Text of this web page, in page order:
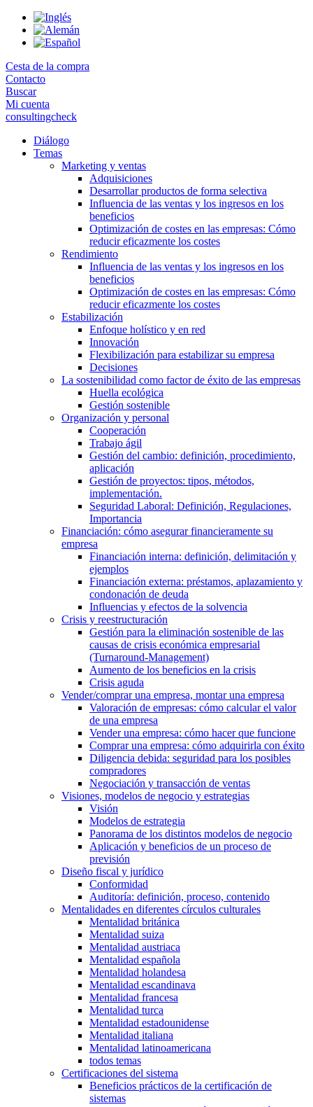
Skip
Cesta de la compra
Contacto
Buscar
Mi cuenta
consultingcheck
Diálogo
Temas
Marketing y ventas
Adquisiciones
Desarrollar productos de forma selectiva
Influencia de las ventas y los ingresos en los
beneficios
Optimización de costes en las empresas: Cómo
reducir eficazmente los costes
Rendimiento
Influencia de las ventas y los ingresos en los
beneficios
Optimización de costes en las empresas: Cómo
reducir eficazmente los costes
Estabilización
Enfoque holístico y en red
Innovación
Flexibilización para estabilizar su empresa
Decisiones
La sostenibilidad como factor de éxito de las empresas
Huella ecológica
Gestión sostenible
Organización y personal
Cooperación
Trabajo ágil
Gestión del cambio: definición, procedimiento,
aplicación
Gestión de proyectos: tipos, métodos,
implementación.
Seguridad Laboral: Definición, Regulaciones,
Importancia
Financiación: cómo asegurar financieramente su
empresa
Financiación interna: definición, delimitación y
ejemplos
Financiación externa: préstamos, aplazamiento y
condonación de deuda
Influencias y efectos de la solvencia
Crisis y reestructuración
Gestión para la eliminación sostenible de las
causas de crisis económica empresarial
(Turnaround-Management)
Aumento de los beneficios en la crisis
Crisis aguda
Vender/comprar una empresa, montar una empresa
Valoración de empresas: cómo calcular el valor
de una empresa
Vender una empresa: cómo hacer que funcione
Comprar una empresa: cómo adquirirla con éxito
Diligencia debida: seguridad para los posibles
compradores
Negociación y transacción de ventas
Visiones, modelos de negocio y estrategias
Visión
Modelos de estrategia
Panorama de los distintos modelos de negocio
Aplicación y beneficios de un proceso de
previsión
Diseño fiscal y jurídico
Conformidad
Auditoría: definición, proceso, contenido
Mentalidades en diferentes círculos culturales
Mentalidad británica
Mentalidad suiza
Mentalidad austriaca
Mentalidad española
Mentalidad holandesa
Mentalidad escandinava
Mentalidad francesa
Mentalidad turca
Mentalidad estadounidense
Mentalidad italiana
Mentalidad latinoamericana
todos temas
Certificaciones del sistema
Beneficios prácticos de la certificación de
sistemas